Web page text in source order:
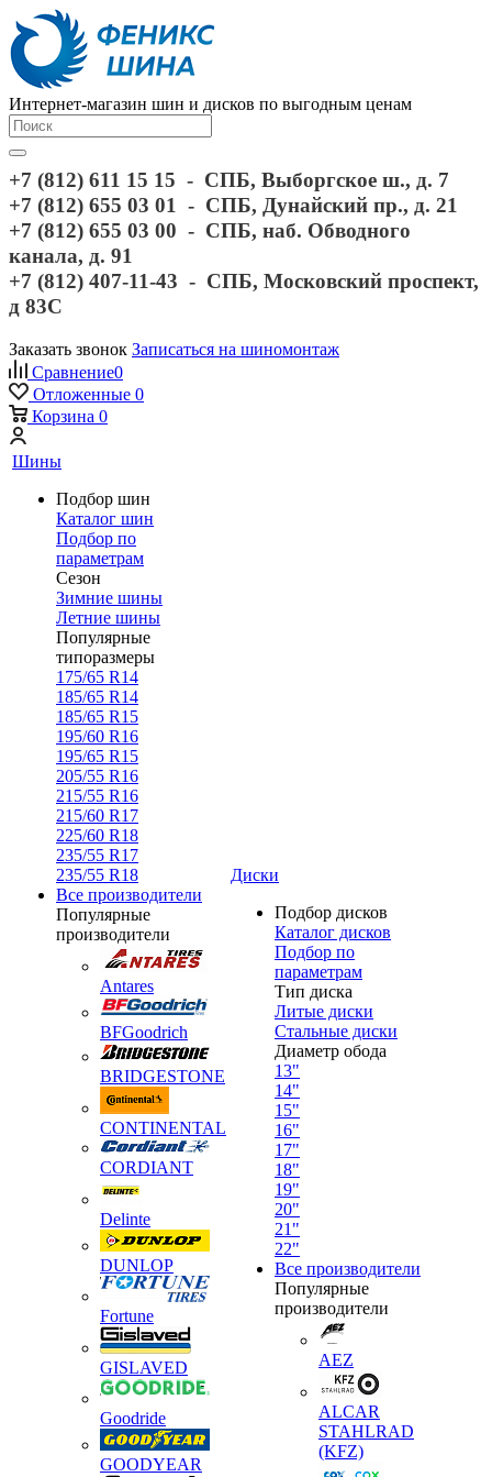
Интернет-магазин шин и дисков по выгодным ценам
+7 (812) 611 15 15 - СПБ, Выборгское ш., д. 7
+7 (812) 655 03 01 - СПБ, Дунайский пр., д. 21
+7 (812) 655 03 00 - СПБ, наб. Обводного
канала, д. 91
+7 (812) 407-11-43 - СПБ, Московский проспект,
д 83С
Заказать звонок Записаться на шиномонтаж
Сравнение0
Отложенные 0
Корзина 0
Шины
Подбор шин
Каталог шин
Подбор по
параметрам
Сезон
Зимние шины
Летние шины
Популярные
типоразмеры
175/65 R14
185/65 R14
185/65 R15
195/60 R16
195/65 R15
205/55 R16
215/55 R16
215/60 R17
225/60 R18
235/55 R17
235/55 R18
Все производители
Популярные
производители
Antares
BFGoodrich
BRIDGESTONE
CONTINENTAL
CORDIANT
Delinte
DUNLOP
Fortune
GISLAVED
Goodride
GOODYEAR
Диски
Подбор дисков
Каталог дисков
Подбор по
параметрам
Тип диска
Литые диски
Стальные диски
Диаметр обода
13"
14"
15"
16"
17"
18"
19"
20"
21"
22"
Все производители
Популярные
производители
AEZ
ALCAR
STAHLRAD
(KFZ)